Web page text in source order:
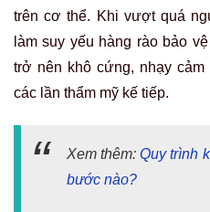
trên cơ thể. Khi vượt quá
làm suy yếu hàng rào bảo
trở nên khô cứng, nhạy
các lần thẩm mỹ kế tiếp.
Xem thêm:Quy trình
bước nào?